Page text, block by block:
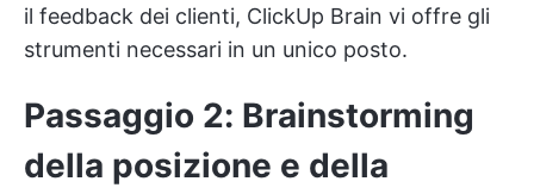
il feedback dei clienti, ClickUp Brain vi offre gli
strumenti necessari in un unico posto.
Passaggio 2: Brainstorming
della posizione e della